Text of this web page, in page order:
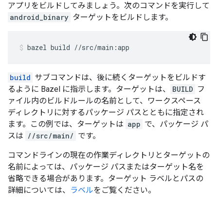
アプリをビルドしてみましょう。次のコマンドを実行して
android_binary ターゲットをビルドします。
bazel build //src/main:app
build サブコマンドは、後に続くターゲットをビルドす
るように Bazel に指示します。ターゲットは、
BUILD フ
ァイル内のビルドルールの名前として、ワークスペース
ディレクトリに対するパッケージ パスとともに指定され
ます。この例では、ターゲットは app で、パッケージ パ
スは //src/main/ です。
コマンドラインの現在の作業ディレクトリとターゲットの
名前によっては、パッケージ パスまたはターゲット名を
省略できる場合があります。ターゲット ラベルとパスの
詳細については、
ラベルをご覧ください。